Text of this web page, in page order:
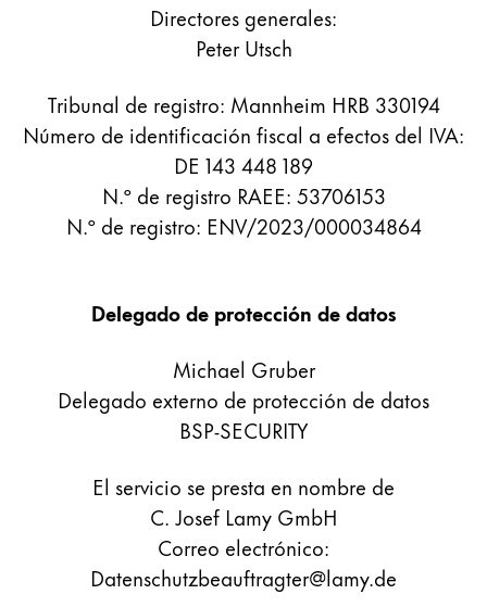
Estuches
Cuadernos
Sets de regalo
LAMY Community
Escritura creativa con Betty Soldi
Escritura creativa con Betty Soldi
Escritura creativa con Betty Soldi
Directores generales:
Peter Utsch
Tribunal de registro: Mannheim HRB 330194
Número de identificación fiscal a efectos del IVA:
DE 143 448 189
N.º de registro RAEE: 53706153
N.º de registro: ENV/2023/000034864
Delegado de protección de datos
Michael Gruber
Delegado externo de protección de datos
BSP-SECURITY
El servicio se presta en nombre de
C. Josef Lamy GmbH
Correo electrónico:
Datenschutzbeauftragter@lamy.de